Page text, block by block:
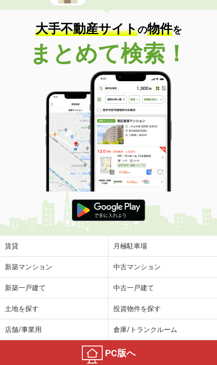
大手不動産サイトの物件を
まとめて検索！
賃貸 月極駐車場
新築マンション 中古マンション
新築一戸建て 中古一戸建て
土地を探す 投資物件を探す
店舗/事業用 倉庫/トランクルーム
PC版へ